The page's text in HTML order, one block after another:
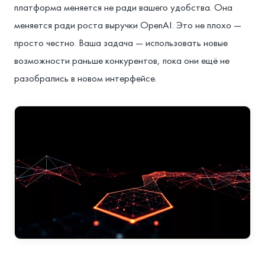
платформа меняется не ради вашего удобства. Она
меняется ради роста выручки OpenAI. Это не плохо —
просто честно. Ваша задача — использовать новые
возможности раньше конкурентов, пока они ещё не
разобрались в новом интерфейсе.